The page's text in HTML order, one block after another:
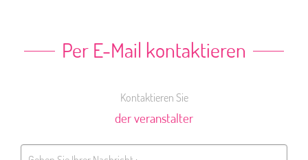
Per E-Mail kontaktieren
Kontaktieren Sie
der veranstalter